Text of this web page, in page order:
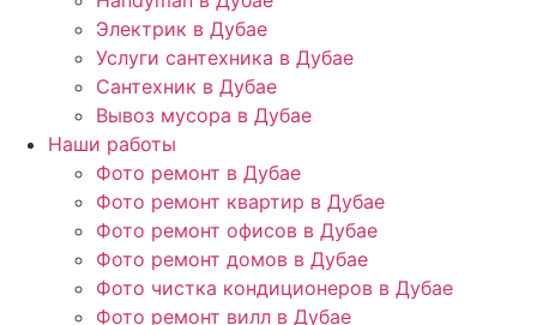
Электрик в Дубае
Услуги сантехника в Дубае
Сантехник в Дубае
Вывоз мусора в Дубае
Наши работы
Фото ремонт в Дубае
Фото ремонт квартир в Дубае
Фото ремонт офисов в Дубае
Фото ремонт домов в Дубае
Фото чистка кондиционеров в Дубае
Фото ремонт вилл в Дубае